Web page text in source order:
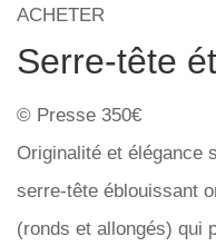
ACHETER
Serre-tête
© Presse 350€
Originalité et élégance
serre-tête éblouissant
(ronds et allongés) qui